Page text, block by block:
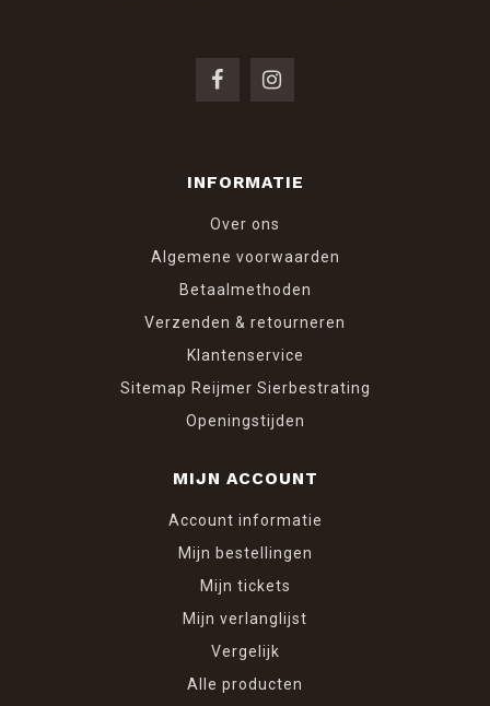
INFORMATIE
Over ons
Algemene voorwaarden
Betaalmethoden
Verzenden & retourneren
Klantenservice
Sitemap Reijmer Sierbestrating
Openingstijden
MIJN ACCOUNT
Account informatie
Mijn bestellingen
Mijn tickets
Mijn verlanglijst
Vergelijk
Alle producten